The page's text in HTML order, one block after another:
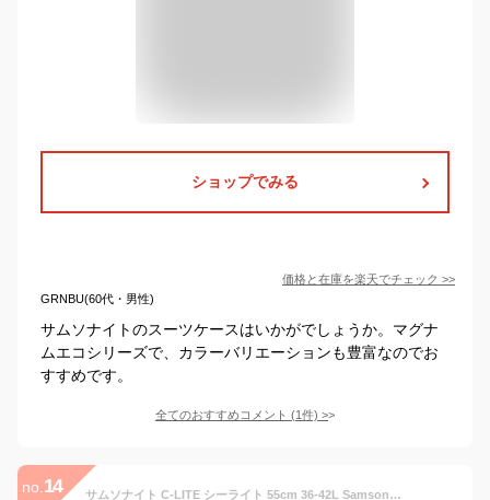
ショップでみる
価格と在庫を楽天でチェック >>
GRNBU(60代・男性)
サムソナイトのスーツケースはいかがでしょうか。マグナ
ムエコシリーズで、カラーバリエーションも豊富なのでお
すすめです。
全てのおすすめコメント (1件) >
no. 14 サムソナイト C-LITE シーライト 55cm 36-42L Samsonite コスモライト スピナー エキスパンダブル 軽量 スーツケース 134679 機内持ち込み 全国旅行支援